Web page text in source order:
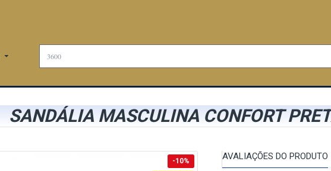
SANDÁLIA MASCULINA CONFORT
-10%
AVALIAÇÕES DO PRODUTO